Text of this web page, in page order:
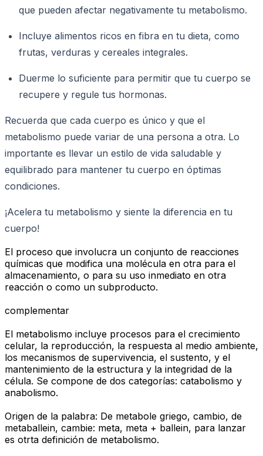
que pueden afectar negativamente tu metabolismo.
Incluye alimentos ricos en fibra en tu dieta, como
frutas, verduras y cereales integrales.
Duerme lo suficiente para permitir que tu cuerpo se
recupere y regule tus hormonas.
Recuerda que cada cuerpo es único y que el
metabolismo puede variar de una persona a otra. Lo
importante es llevar un estilo de vida saludable y
equilibrado para mantener tu cuerpo en óptimas
condiciones.
¡Acelera tu metabolismo y siente la diferencia en tu
cuerpo!
El proceso que involucra un conjunto de reacciones
químicas que modifica una molécula en otra para el
almacenamiento, o para su uso inmediato en otra
reacción o como un subproducto.
complementar
El metabolismo incluye procesos para el crecimiento
celular, la reproducción, la respuesta al medio ambiente,
los mecanismos de supervivencia, el sustento, y el
mantenimiento de la estructura y la integridad de la
célula. Se compone de dos categorías: catabolismo y
anabolismo.
Origen de la palabra: De metabole griego, cambio, de
metaballein, cambie: meta, meta + ballein, para lanzar
es otrta definición de metabolismo.